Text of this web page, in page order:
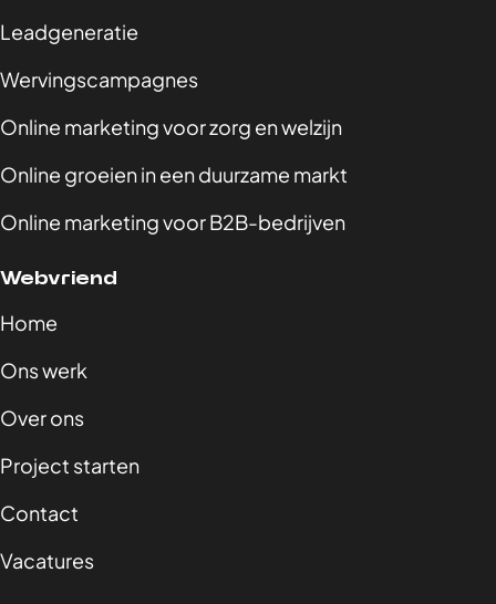
Leadgeneratie
Wervingscampagnes
Online marketing voor zorg en welzijn
Online groeien in een duurzame markt
Online marketing voor B2B-bedrijven
Webvriend
Home
Ons werk
Over ons
Project starten
Contact
Vacatures